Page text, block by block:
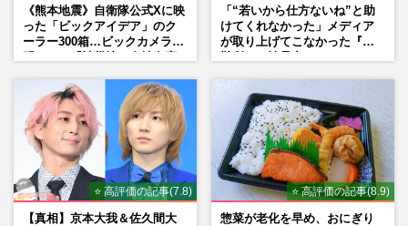
《熊本地震》自衛隊公式Xに映
った「ビックアイデア」のク
ーラー300箱…ビックカメラが
「“若いから仕方ないね”と助
けてくれなかった」メディア
が取り上げてこなかった『避
⭐ 高評価の記事(7.8)
【真相】京本大我＆佐久間大
⭐ 高評価の記事(8.9)
惣菜が老化を早め、おにぎり